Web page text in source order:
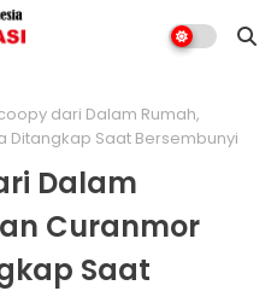
dari Dalam Rumah,
Ditangkap Saat Bersembunyi
Dalam
Curanmor
Saat